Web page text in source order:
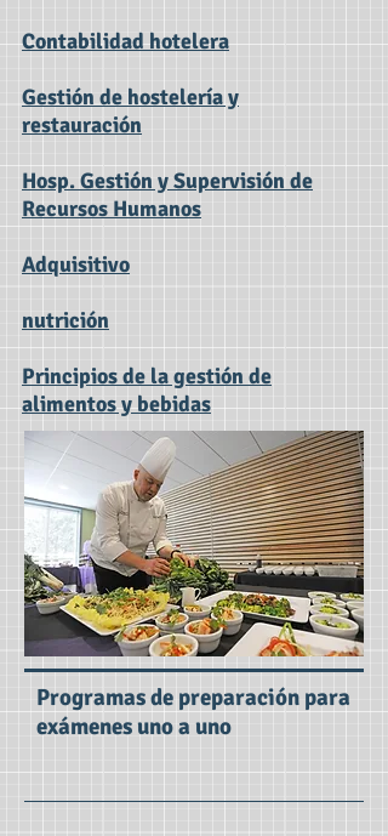
Contabilidad hotelera
Gestión de hostelería y
restauración
Hosp. Gestión y Supervisión de
Recursos Humanos
Adquisitivo
nutrición
Principios de la gestión de
alimentos y bebidas
Programas de preparación para
exámenes uno a uno